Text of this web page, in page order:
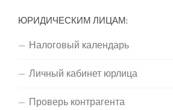
ЮРИДИЧЕСКИМ ЛИЦАМ:
Налоговый календарь
Личный кабинет юрлица
Проверь контрагента